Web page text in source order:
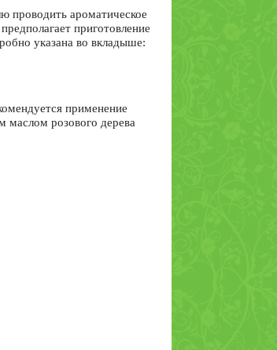
проводить ароматическое
приготовление
указана во вкладыше:
применение
маслом розового дерева